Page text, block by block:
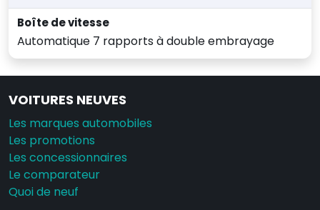
Boîte de vitesse
Automatique 7 rapports à double embrayage
VOITURES NEUVES
Les marques automobiles
Les promotions
Les concessionnaires
Le comparateur
Quoi de neuf